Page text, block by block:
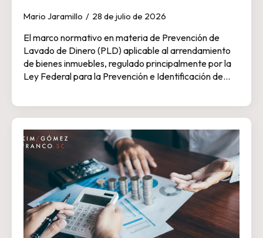
Mario Jaramillo 28 de julio de 2026
El marco normativo en materia de Prevención de
Lavado de Dinero (PLD) aplicable al arrendamiento
de bienes inmuebles, regulado principalmente por la
Ley Federal para la Prevención e Identificación de…